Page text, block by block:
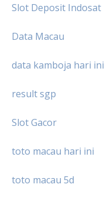
Slot Deposit Indosat
Data Macau
data kamboja hari ini
result sgp
Slot Gacor
toto macau hari ini
toto macau 5d